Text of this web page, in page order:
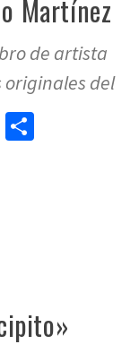
Martínez
de artista
del
Email